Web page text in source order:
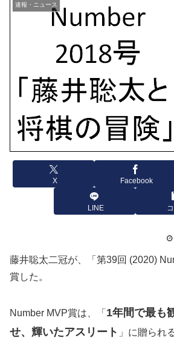
速報・ニュース
X Facebook
LINE
藤井聡太二冠が、
「第39回 (2020)
賞した。
Number MVP賞は、「 1年間で最も
せ、輝いたアスリート 」に贈られ